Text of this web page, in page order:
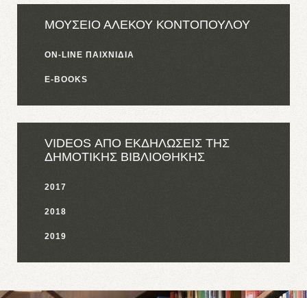
ΜΟΥΣΕΙΟ ΑΛΕΚΟΥ ΚΟΝΤΟΠΟΥΛΟΥ
ON-LINE ΠΑΙΧΝΙΔΙΑ
E-BOOKS
VIDEOS ΑΠΟ ΕΚΔΗΛΩΣΕΙΣ ΤΗΣ
ΔΗΜΟΤΙΚΗΣ ΒΙΒΛΙΟΘΗΚΗΣ
2017
2018
2019